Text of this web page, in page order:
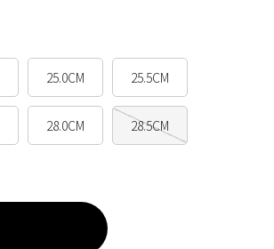
25.0CM 25.5CM
28.0CM 28.5CM